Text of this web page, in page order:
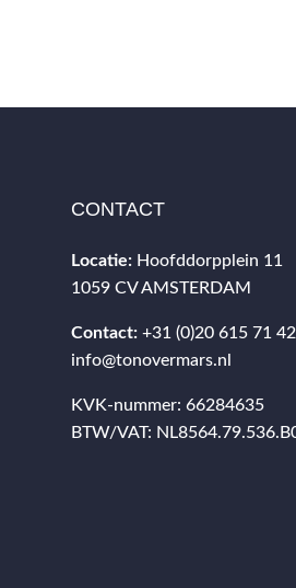
CONTACT
Locatie: Hoofddorpplein 11
1059 CV AMSTERDAM
Contact: +31 (0)20 615 71 42
info@tonovermars.nl
KVK-nummer: 66284635
BTW/VAT: